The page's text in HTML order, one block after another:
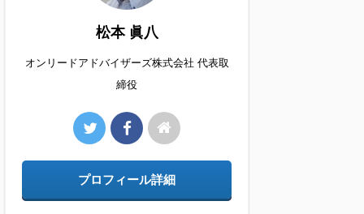
松本 眞八
オンリードアドバイザーズ株式会社 代表取
締役
プロフィール詳細